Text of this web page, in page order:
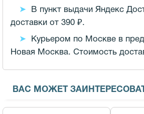
В пункт выдачи Яндекс
доставки от 390 ₽.
Курьером по Москве в
Новая Москва. Стоимость
ВАС МОЖЕТ